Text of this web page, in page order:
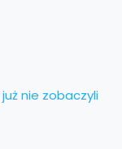
nie zobaczyli